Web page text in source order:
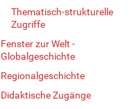
Thematisch-strukturelle
Zugriffe
Fenster zur Welt -
Globalgeschichte
Regionalgeschichte
Didaktische Zugänge